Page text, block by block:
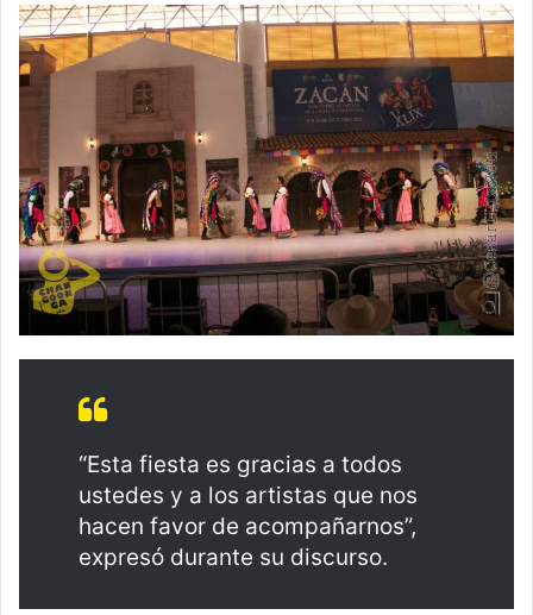
“Esta fiesta es gracias a todos
ustedes y a los artistas que nos
hacen favor de acompañarnos”,
expresó durante su discurso.